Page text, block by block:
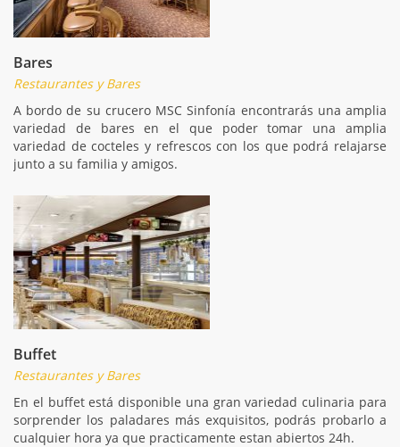
Bares
Restaurantes y Bares
A bordo de su crucero MSC Sinfonía encontrarás una amplia
variedad de bares en el que poder tomar una amplia
variedad de cocteles y refrescos con los que podrá relajarse
junto a su familia y amigos.
Buffet
Restaurantes y Bares
En el buffet está disponible una gran variedad culinaria para
sorprender los paladares más exquisitos, podrás probarlo a
cualquier hora ya que practicamente estan abiertos 24h.